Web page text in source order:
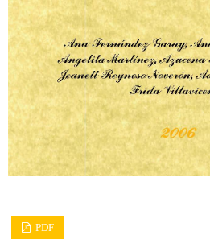
PDF